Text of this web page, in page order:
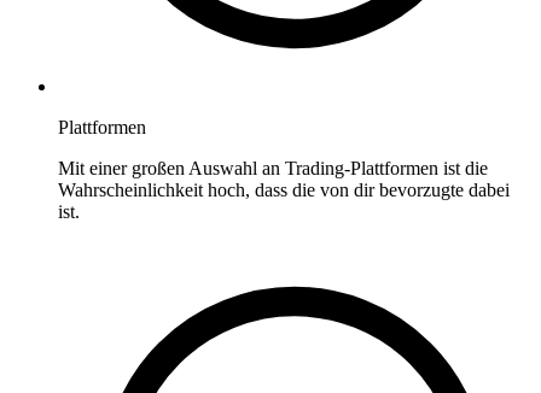
Plattformen
Mit einer großen Auswahl an Trading-Plattformen ist die
Wahrscheinlichkeit hoch, dass die von dir bevorzugte dabei
ist.